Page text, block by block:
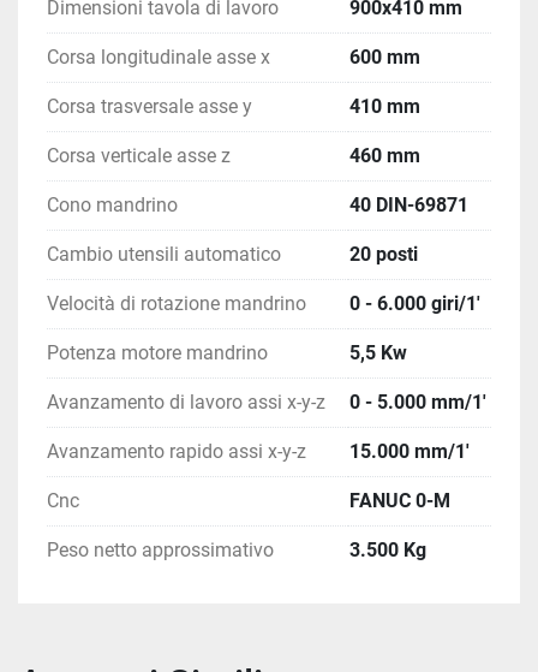
Dimensioni tavola di lavoro 900x410 mm
Corsa longitudinale asse x 600 mm
Corsa trasversale asse y 410 mm
Corsa verticale asse z 460 mm
Cono mandrino 40 DIN-69871
Cambio utensili automatico 20 posti
Velocità di rotazione mandrino 0 - 6.000 giri/1'
Potenza motore mandrino 5,5 Kw
Avanzamento di lavoro assi x-y-z 0 - 5.000 mm/1'
Avanzamento rapido assi x-y-z 15.000 mm/1'
Cnc FANUC 0-M
Peso netto approssimativo 3.500 Kg